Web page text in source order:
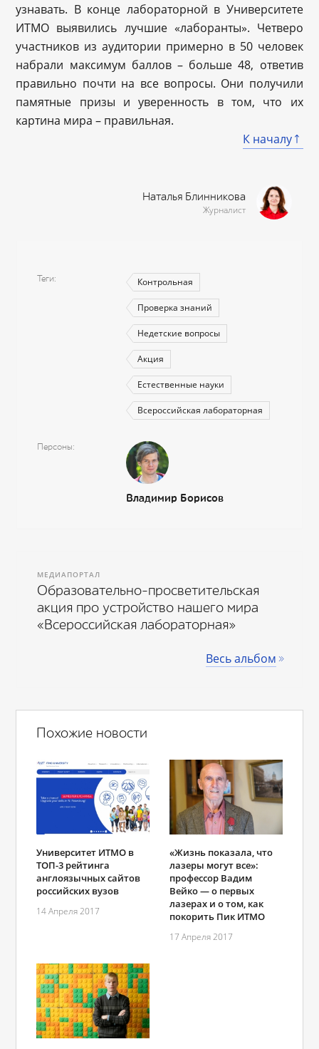
узнавать. В конце лабораторной в Университете
ИТМО выявились лучшие «лаборанты». Четверо
участников из аудитории примерно в 50 человек
набрали максимум баллов – больше 48, ответив
правильно почти на все вопросы. Они получили
памятные призы и уверенность в том, что их
картина мира – правильная.
К началу
Наталья Блинникова
Журналист
Теги Контрольная
Проверка знаний
Недетские вопросы
Акция
Естественные науки
Всероссийская лабораторная
Персоны
Владимир Борисов
МЕДИАПОРТАЛ
Образовательно-просветительская
акция про устройство нашего мира
«Всероссийская лабораторная»
Весь альбом
Похожие новости
Университет ИТМО в
ТОП-3 рейтинга
англоязычных сайтов
российских вузов
14 Апреля 2017
«Жизнь показала, что
лазеры могут все»:
профессор Вадим
Вейко — о первых
лазерах и о том, как
покорить Пик ИТМО
17 Апреля 2017